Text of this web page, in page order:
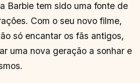
Barbie tem sido uma fonte de
Com o seu novo filme,
só encantar os fãs antigos,
uma nova geração a sonhar e